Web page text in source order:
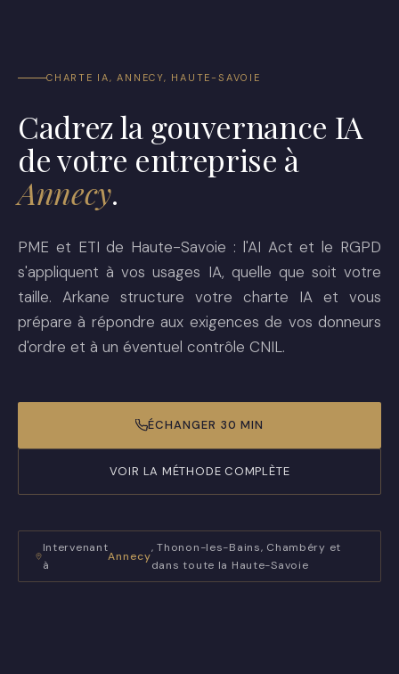
CHARTE IA, ANNECY, HAUTE-SAVOIE
Cadrez la gouvernance IA
de votre entreprise à
Annecy.
PME et ETI de Haute-Savoie : l'AI Act et le RGPD
s'appliquent à vos usages IA, quelle que soit votre
taille. Arkane structure votre charte IA et vous
prépare à répondre aux exigences de vos donneurs
d'ordre et à un éventuel contrôle CNIL.
ÉCHANGER 30 MIN
VOIR LA MÉTHODE COMPLÈTE
Intervenant
à
Annecy
, Thonon-les-Bains, Chambéry et
dans toute la Haute-Savoie